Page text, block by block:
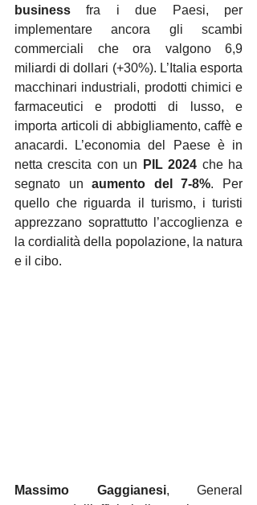
business fra i due Paesi, per
implementare ancora gli scambi
commerciali che ora valgono 6,9
miliardi di dollari (+30%). L’Italia esporta
macchinari industriali, prodotti chimici e
farmaceutici e prodotti di lusso, e
importa articoli di abbigliamento, caffè e
anacardi. L’economia del Paese è in
netta crescita con un
PIL 2024 che ha
segnato un aumento del 7-8%. Per
quello che riguarda il turismo, i turisti
apprezzano soprattutto l’accoglienza e
la cordialità della popolazione, la natura
e il cibo.
Massimo Gaggianesi, General